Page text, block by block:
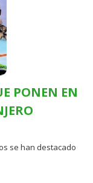
PONEN EN
se han destacado